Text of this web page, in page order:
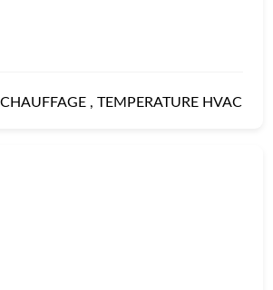
, TEMPERATURE HVAC